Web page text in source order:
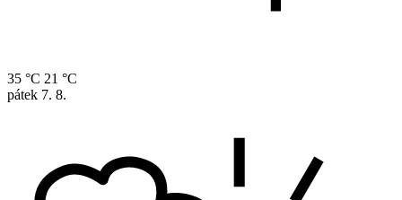
35 °C 21 °C
pátek 7. 8.